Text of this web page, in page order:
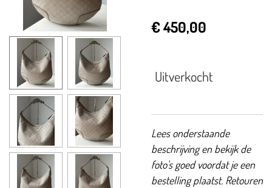
€ 450,00
Uitverkocht
Lees onderstaande
beschrijving en bekijk de
foto's goed voordat je een
bestelling plaatst. Retouren